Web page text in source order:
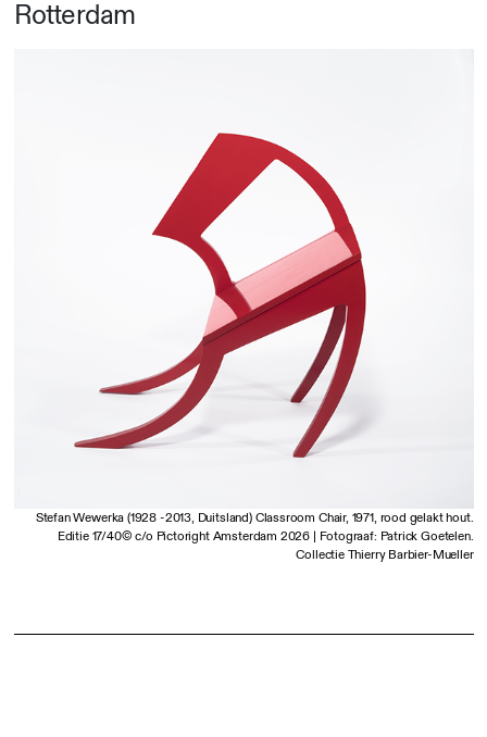
Rotterdam
Stefan Wewerka (1928 -2013, Duitsland) Classroom Chair, 1971, rood gelakt hout.
Editie 17/40© c/o Pictoright Amsterdam 2026 | Fotograaf: Patrick Goetelen.
Collectie Thierry Barbier-Mueller